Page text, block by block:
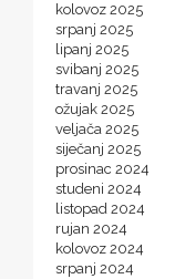
kolovoz 2025
srpanj 2025
lipanj 2025
svibanj 2025
travanj 2025
ožujak 2025
veljača 2025
siječanj 2025
prosinac 2024
studeni 2024
listopad 2024
rujan 2024
kolovoz 2024
srpanj 2024